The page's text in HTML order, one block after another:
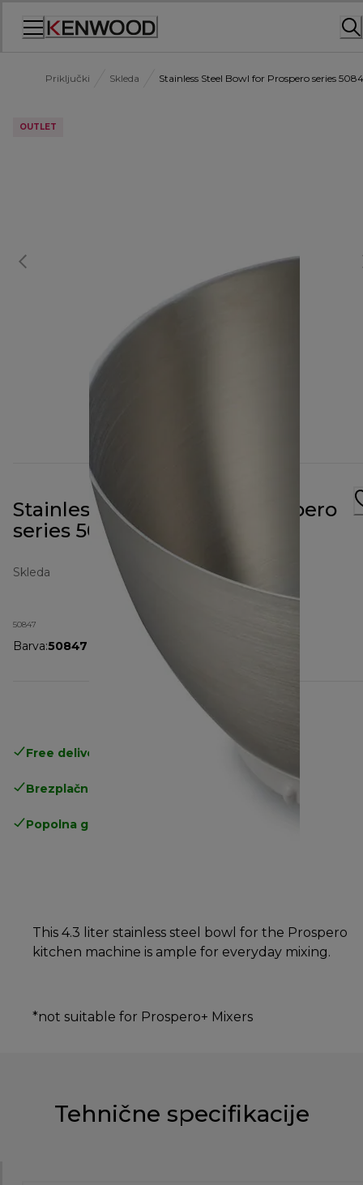
Priključki Skleda Stainless Steel Bowl for Prospero series
OUTLET
Stainless Steel Bowl for Prospero
series 50847
Skleda
50847
Barva:50847
Free delivery in 1-3 days
Brezplačna vračila
Popolna garancija proizvajalca
This 4.3 liter stainless steel bowl for the Prospero
kitchen machine is ample for everyday mixing.
*not suitable for Prospero+ Mixers
Tehnične specifikacije